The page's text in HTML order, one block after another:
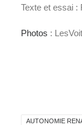
Texte et essai :
Photos :
AUTONOMIE